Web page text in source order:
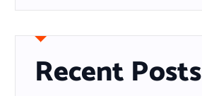
Recent Posts